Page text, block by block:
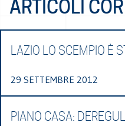
ARTICOLI
LAZIO LO SCEMPIO È
29 SETTEMBRE 2012
PIANO CASA: